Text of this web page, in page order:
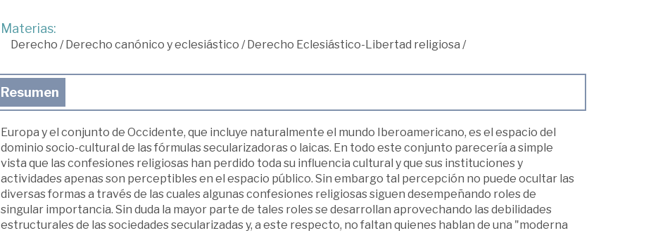
Materias:
Derecho /Derecho canónico y eclesiástico /Derecho Eclesiástico-Libertad religiosa /
Resumen
Europa y el conjunto de Occidente, que incluye naturalmente el mundo Iberoamericano, es el espacio del
dominio socio-cultural de las fórmulas secularizadoras o laicas. En todo este conjunto parecería a simple
vista que las confesiones religiosas han perdido toda su influencia cultural y que sus instituciones y
actividades apenas son perceptibles en el espacio público. Sin embargo tal percepción no puede ocultar las
diversas formas a través de las cuales algunas confesiones religiosas siguen desempeñando roles de
singular importancia. Sin duda la mayor parte de tales roles se desarrollan aprovechando las debilidades
estructurales de las sociedades secularizadas y, a este respecto, no faltan quienes hablan de una "moderna